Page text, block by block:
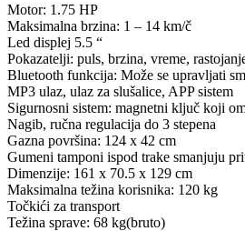
Motor: 1.75 HP
Maksimalna brzina: 1 – 14 km/č
Led displej 5.5 “
Pokazatelji: puls, brzina, vreme,
Bluetooth funkcija: Može se upravljati
MP3 ulaz, ulaz za slušalice, APP sistem
Sigurnosni sistem: magnetni ključ koji
Nagib, ručna regulacija do 3 stepena
Gazna površina: 124 х 42 cm
Gumeni tamponi ispod trake smanjuju
Dimenzije: 161 х 70.5 х 129 cm
Maksimalna težina korisnika: 120 kg
Točkići za transport
Težina sprave: 68 kg(bruto)